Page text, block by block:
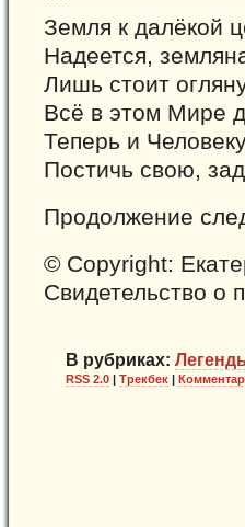
Земля к далёкой
Надеется,
Лишь стоит
Всё в этом Мире
Теперь и
Постичь свою,
Продолжение
© Copyright:
Свидетельство о
В рубриках:
RSS 2.0 | Трекбек |